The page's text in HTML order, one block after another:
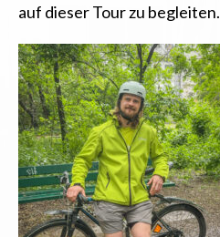
auf dieser Tour zu begleiten.